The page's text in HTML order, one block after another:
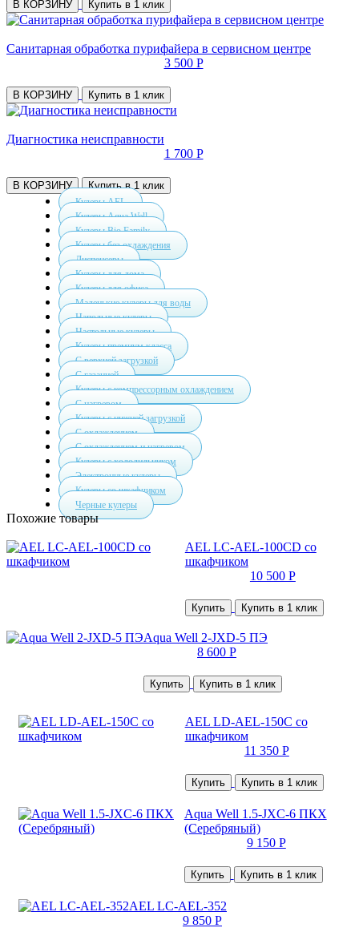
В КОРЗИНУ Купить в 1 клик
Санитарная обработка пурифайера в сервисном центре
3 500 Р
В КОРЗИНУ Купить в 1 клик
Диагностика неисправности
1 700 Р
В КОРЗИНУ Купить в 1 клик
Кулеры AEL
Кулеры Aqua Well
Кулеры Bio Family
Кулеры без охлаждения
Диспенсеры
Кулеры для дома
Кулеры для офиса
Маленькие кулеры для воды
Напольные кулеры
Настольные кулеры
Кулеры премиум класса
С верхней загрузкой
С газацией
Кулеры с компрессорным охлаждением
С нагревом
Кулеры с нижней загрузкой
С охлаждением
С охлаждением и нагревом
Кулеры с холодильником
Электронные кулеры
Кулеры со шкафчиком
Черные кулеры
Похожие товары
AEL LC-AEL-100CD со
шкафчиком
10 500 Р
Купить Купить в 1 клик
Aqua Well 2-JXD-5 ПЭ
8 600 Р
Купить Купить в 1 клик
AEL LD-AEL-150С со
шкафчиком
11 350 Р
Купить Купить в 1 клик
Aqua Well 1.5-JXC-6 ПКХ
(Серебряный)
9 150 Р
Купить Купить в 1 клик
AEL LC-AEL-352
9 850 Р